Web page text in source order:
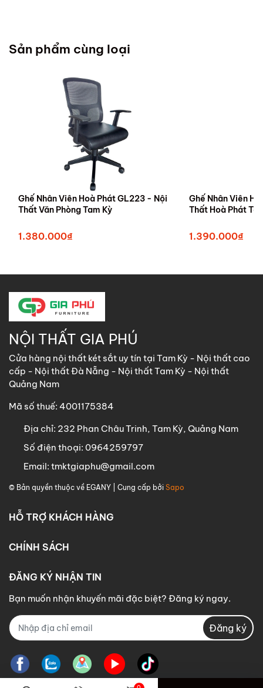
Sản phẩm cùng loại
Ghế Nhân Viên Hoà Phát GL223 - Nội
Thất Văn Phòng Tam Kỳ
1.380.000₫
Ghế Nhân Viên
Thất Hoà Phát
1.390.000₫
NỘI THẤT GIA PHÚ
Cửa hàng nội thất két sắt uy tín tại Tam Kỳ - Nội thất cao
cấp - Nội thất Đà Nẵng - Nội thất Tam Kỳ - Nội thất
Quảng Nam
Mã số thuế: 4001175384
Địa chỉ: 232 Phan Châu Trinh, Tam Kỳ, Quảng Nam
Số điện thoại: 0964259797
Email: tmktgiaphu@gmail.com
© Bản quyền thuộc về EGANY | Cung cấp bởi Sapo
HỖ TRỢ KHÁCH HÀNG
CHÍNH SÁCH
ĐĂNG KÝ NHẬN TIN
Bạn muốn nhận khuyến mãi đặc biệt? Đăng ký ngay.
Đăng ký